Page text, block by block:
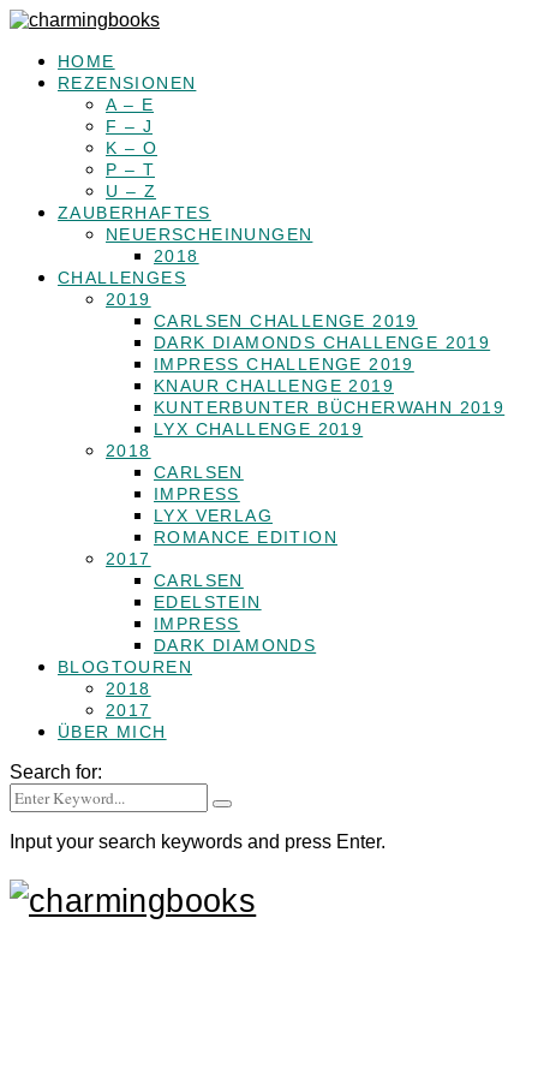
HOME
REZENSIONEN
A – E
F – J
K – O
P – T
U – Z
ZAUBERHAFTES
NEUERSCHEINUNGEN
2018
CHALLENGES
2019
CARLSEN CHALLENGE 2019
DARK DIAMONDS CHALLENGE 2019
IMPRESS CHALLENGE 2019
KNAUR CHALLENGE 2019
KUNTERBUNTER BÜCHERWAHN 2019
LYX CHALLENGE 2019
2018
CARLSEN
IMPRESS
LYX VERLAG
ROMANCE EDITION
2017
CARLSEN
EDELSTEIN
IMPRESS
DARK DIAMONDS
BLOGTOUREN
2018
2017
ÜBER MICH
Search for:
Input your search keywords and press Enter.